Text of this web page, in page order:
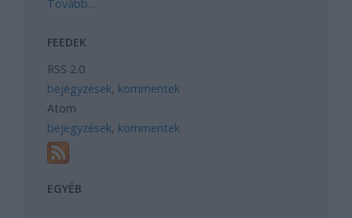
Tovább...
FEEDEK
RSS 2.0
bejegyzések, kommentek
Atom
bejegyzések, kommentek
EGYÉB